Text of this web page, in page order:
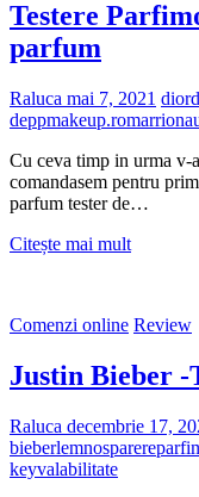
Testere
parfum
Raluca mai 7, 2021 dior
deppmakeup.ro
Cu ceva timp in urma v-
comandasem pentru
parfum tester de…
Citește mai multTestere
apa
parfum
Comenzi online Review
Justin Bieber
Raluca decembrie 17,
bieberlemnosparere
keyvalabilitate